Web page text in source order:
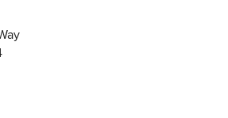
cleaning chemicals and products.
and are available after regular
small business.Ashwaubenon
2013